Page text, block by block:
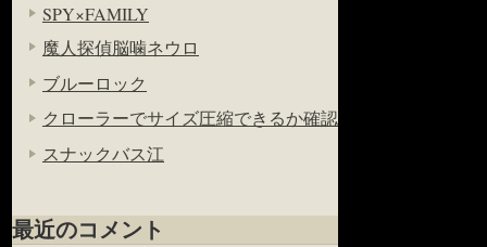
SPY×FAMILY
魔人探偵脳噛ネウロ
ブルーロック
クローラーでサイズ圧縮できるか確認
スナックバス江
最近のコメント